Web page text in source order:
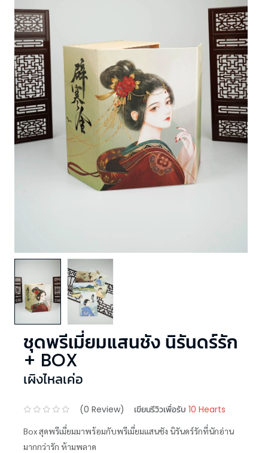
ชุดพรีเมี่ยมแสนชัง นิรันดร์รัก
+ BOX
เผิงไหลเค่อ
(0 Review) เขียนรีวิวเพื่อรับ 10 Hearts
Box สุดพรีเมี่ยมมาพร้อมกับพรีเมี่ยมแสนชัง นิรันดร์รักที่นักอ่าน
มากกว่ารัก ห้ามพลาด